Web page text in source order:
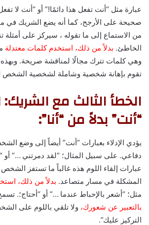
عبارة مثل “أنت تفعل هذا دائمًا!” أو “أنت لا
صحيحة على الأرجح، كما أنه يضع الشريك في
من الاستماع إلى ما تقوله ، سيركز على
الخاطئ. بدلاً من ذلك، استخدم كلمات معتدلة
وهي كلمات تترك مجالًا لمناقشة صريحة. وبهذه
تقوم بإهانة شخصية وشاملة لشخصية الشخص
الخطأ الثالث مع
“أنت” بدلاً من “أنا”:
يؤدي الإدلاء بعبارات “أنت” أيضاً إلى وضع
دفاعي. على سبيل المثال؛ “لقد دمرتني …” أو
عبارات إلقاء اللوم هذه غالباً ما تستفز
المشكلة في مسار متصاعد. بدلاً من ذلك،
مثل؛ “أشعر بالإحباط عندما …” أو “أحتاج؛.
بالتعبير عن شعورك، ولا تلقي باللوم على
التركيز عليك”.